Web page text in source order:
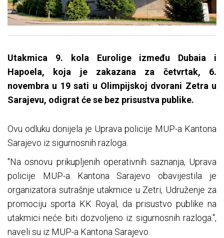
Utakmica 9. kola Eurolige između Dubaia i
Hapoela, koja je zakazana za četvrtak, 6.
novembra u 19 sati u Olimpijskoj dvorani Zetra u
Sarajevu, odigrat će se bez prisustva publike.
Ovu odluku donijela je Uprava policije MUP-a Kantona
Sarajevo iz sigurnosnih razloga.
"Na osnovu prikupljenih operativnih saznanja, Uprava
policije MUP-a Kantona Sarajevo obavijestila je
organizatora sutrašnje utakmice u Zetri, Udruženje za
promociju sporta KK Royal, da prisustvo publike na
utakmici neće biti dozvoljeno iz sigurnosnih razloga.",
naveli su iz MUP-a Kantona Sarajevo.